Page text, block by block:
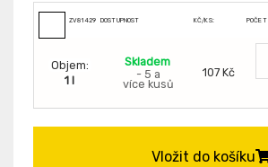
ZV8142993DOSTUPNOST KČ/KS: POČET
Objem:
1 l
Skladem
- 5 a
více kusů
107 Kč
Vložit do košíku